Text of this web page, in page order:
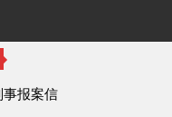
报案信